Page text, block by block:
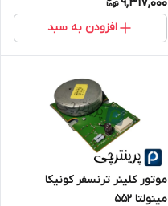
9,317,000
افزودن به سبد
موتور کلینر ترنسفر کونیکا
مینولتا 552